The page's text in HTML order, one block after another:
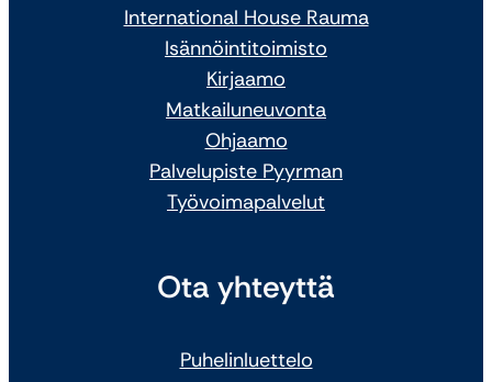
International House Rauma
Isännöintitoimisto
Kirjaamo
Matkailuneuvonta
Ohjaamo
Palvelupiste Pyyrman
Työvoimapalvelut
Ota yhteyttä
Puhelinluettelo